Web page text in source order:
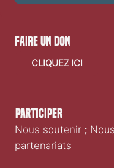
Participer
Nous soutenir ;
partenariats
faire un don
CLIQUEZ ICI